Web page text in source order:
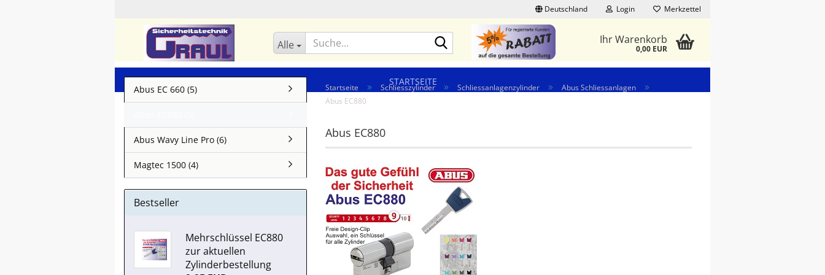
Deutschland Login Merkzettel
Alle Suche... Ihr Warenkorb
0,00 EUR
STARTSEITE
Startseite » Schliesszylinder » Schliessanlagenzylinder » Abus Schliessanlagen »
Abus EC880
Abus EC880
Abus EC 660 (5)
Abus Wavy Line Pro (6)
Magtec 1500 (4)
Bestseller
Mehrschlüssel EC880
zur aktuellen
Zylinderbestellung